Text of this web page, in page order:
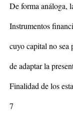
De forma análoga,
Instrumentos
cuyo capital no sea
de adaptar la
Finalidad de los
7